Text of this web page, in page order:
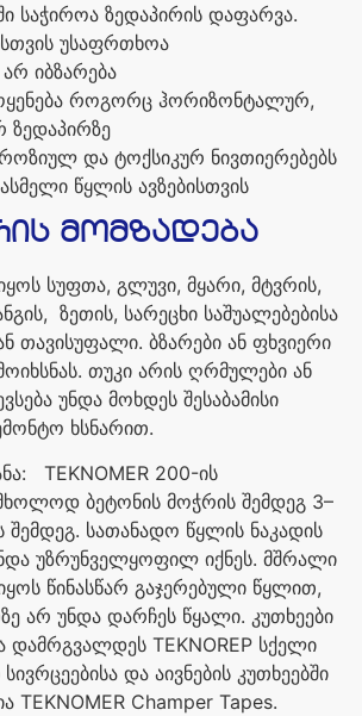
საჭიროა ზედაპირის დაფარვა.
უსაფრთხოა
არ იბზარება
როგორც ჰორიზონტალურ,
ზედაპირზე
და ტოქსიკურ ნივთიერებებს
წყლის ავზებისთვის
მომზადება
სუფთა, გლუვი, მყარი, მტვრის,
, ზეთის, სარეცხი საშუალებებისა
თავისუფალი. ბზარები ან ფხვიერი
. თუკი არის ღრმულები ან
უნდა მოხდეს შესაბამისი
ხსნარით.
TEKNOMER 200-ის
ბეტონის მოჭრის შემდეგ 3–
შემდეგ. სათანადო წყლის ნაკადის
უზრუნველყოფილ იქნეს. მშრალი
წინასწარ გაჯერებული წყლით,
არ უნდა დარჩეს წყალი. კუთხეები
დამრგვალდეს TEKNOREP სქელი
სივრცეებისა და აივნების კუთხეებში
TEKNOMER Champer Tapes.